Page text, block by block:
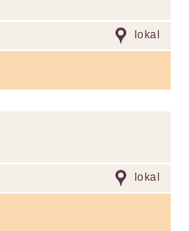
lokal
lokal